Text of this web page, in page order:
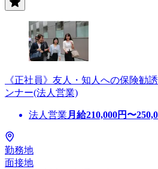
《正社員》友人・知人への保険勧
ンナー(法人営業)
法人営業 月給210,000円〜
勤務地
面接地